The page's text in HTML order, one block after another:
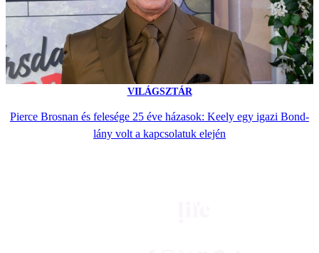
VILÁGSZTÁR
Pierce Brosnan és felesége 25 éve házasok: Keely egy igazi Bond-
lány volt a kapcsolatuk elején